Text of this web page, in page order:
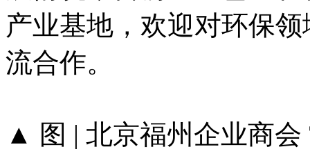
产业基地，欢迎对环保
流合作。
▲ 图 | 北京福州企业商